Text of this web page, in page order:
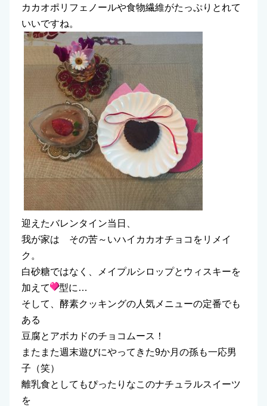
カカオポリフェノールや食物繊維がたっぷりとれて
いいですね。
迎えたバレンタイン当日、
我が家は その苦～いハイカカオチョコをリメイ
ク。
白砂糖ではなく、メイプルシロップとウィスキーを
加えて
型に…
そして、酵素クッキングの人気メニューの定番でも
ある
豆腐とアボカドのチョコムース！
またまた週末遊びにやってきた9か月の孫も一応男
子（笑）
離乳食としてもぴったりなこのナチュラルスイーツ
を